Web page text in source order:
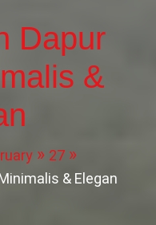
Dapur
&
27
& Elegan